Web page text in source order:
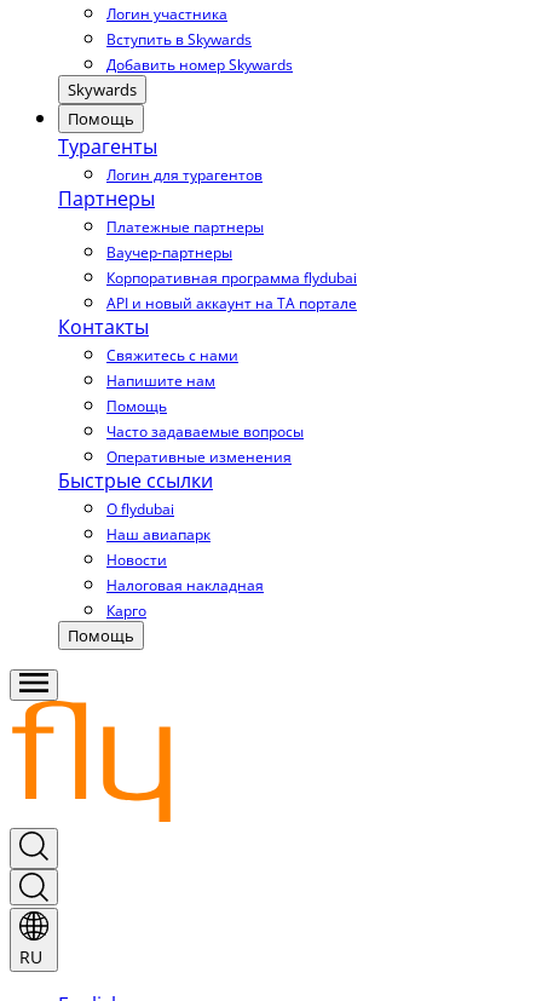
Логин участника
Вступить в Skywards
Добавить номер Skywards
Skywards
Помощь
Турагенты
Логин для турагентов
Партнеры
Платежные партнеры
Ваучер-партнеры
Корпоративная программа flydubai
API и новый аккаунт на TA портале
Контакты
Свяжитесь с нами
Напишите нам
Помощь
Часто задаваемые вопросы
Оперативные изменения
Быстрые ссылки
О flydubai
Наш авиапарк
Новости
Налоговая накладная
Карго
Помощь
RU